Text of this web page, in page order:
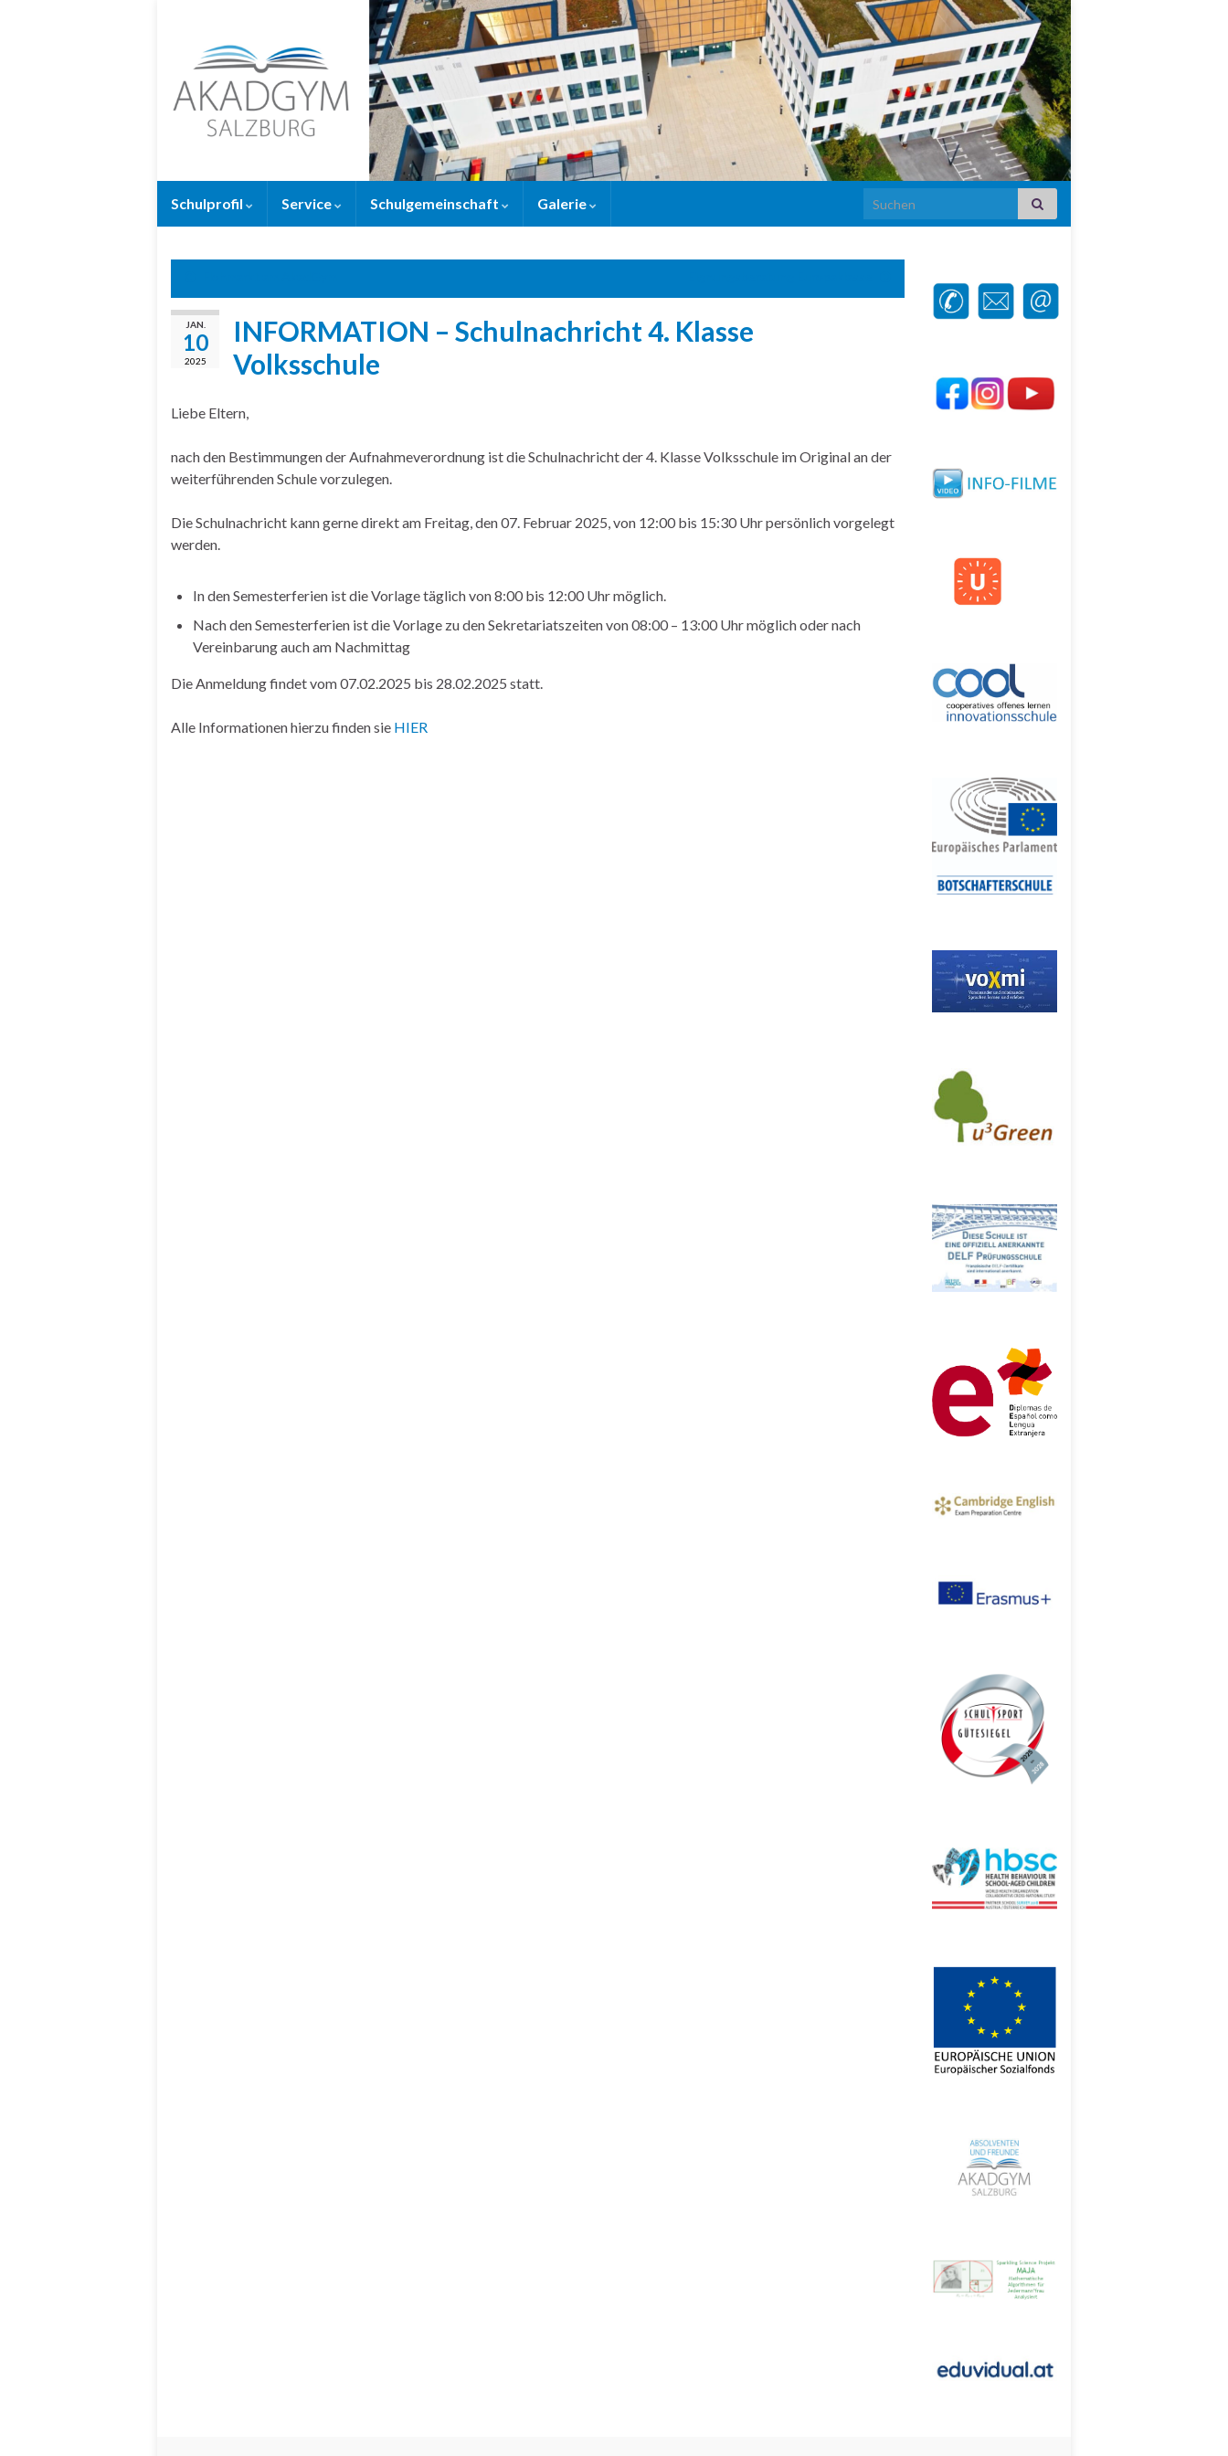
Schulprofil Service Schulgemeinschaft Galerie Search for:
JAN.
10
2025
INFORMATION – Schulnachricht 4. Klasse
Volksschule
Liebe Eltern,
nach den Bestimmungen der Aufnahmeverordnung ist die Schulnachricht der 4. Klasse Volksschule im Original an der
weiterführenden Schule vorzulegen.
Die Schulnachricht kann gerne direkt am Freitag, den 07. Februar 2025, von 12:00 bis 15:30 Uhr persönlich vorgelegt
werden.
In den Semesterferien ist die Vorlage täglich von 8:00 bis 12:00 Uhr möglich.
Nach den Semesterferien ist die Vorlage zu den Sekretariatszeiten von 08:00 – 13:00 Uhr möglich oder nach
Vereinbarung auch am Nachmittag
Die Anmeldung findet vom 07.02.2025 bis 28.02.2025 statt.
Alle Informationen hierzu finden sie HIER